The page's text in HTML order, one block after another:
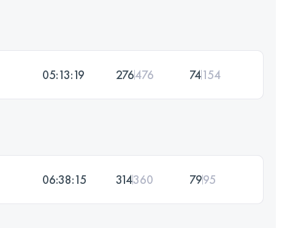
05:13:19 276476 74154
06:38:15 314360 7995